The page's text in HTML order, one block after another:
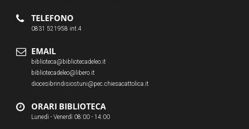
TELEFONO
0831 521958 int.4
EMAIL
biblioteca@bibliotecadeleo.it
bibliotecadeleo@libero.it
diocesibrindisiostuni@pec.chiesacattolica.it
ORARI BIBLIOTECA
Lunedì - Venerdì 08:00 - 14:00